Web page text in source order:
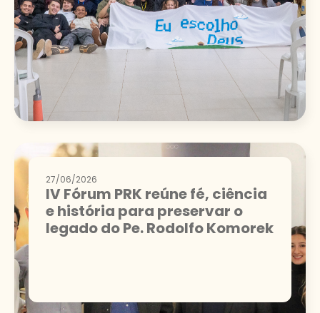
27/06/2026
IV Fórum PRK reúne fé, ciência
e história para preservar o
legado do Pe. Rodolfo Komorek